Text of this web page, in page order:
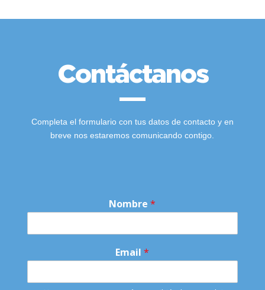
Contáctanos
Completa el formulario con tus datos de contacto y en
breve nos estaremos comunicando contigo.
Nombre*
q
u
q
Email*